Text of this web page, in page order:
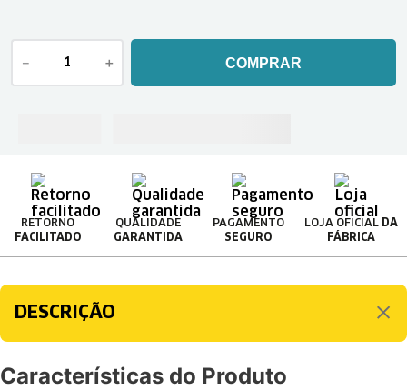
＋
－ COMPRAR
RETORNO
FACILITADO
QUALIDADE
GARANTIDA
PAGAMENTO
SEGURO
LOJA OFICIAL DA
FÁBRICA
DESCRIÇÃO
Características do Produto